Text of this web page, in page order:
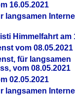
16.05.2021
langsamen
Himmelfahrt am
vom 08.05.2021
für langsamen
vom 08.05.2021
02.05.2021
langsamen